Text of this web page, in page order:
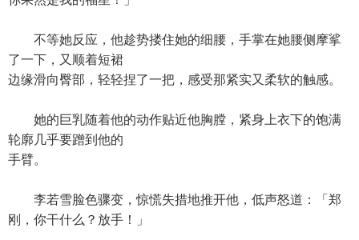
不等她反应，他趁势搂住她的细腰，手掌在她腰侧摩挲
了一下，又顺着短裙
边缘滑向臀部，轻轻捏了一把，感受那紧实又柔软的触感。
她的巨乳随着他的动作贴近他胸膛，紧身上衣下的饱满
轮廓几乎要蹭到他的
手臂。
李若雪脸色骤变，惊慌失措地推开他，低声怒道：「郑
刚，你干什么？放手！」